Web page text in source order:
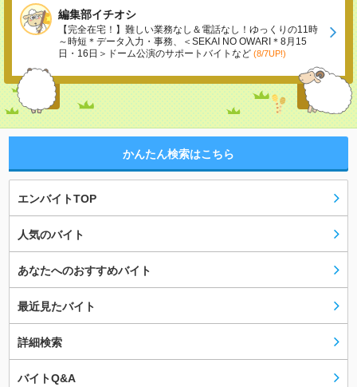
編集部イチオシ
【完全在宅！】難しい業務なし＆電話なし！ゆっくりの11時
～時短＊データ入力・事務、＜SEKAI NO OWARI＊8月15
日・16日＞ドーム公演のサポートバイトなど (8/7UP!)
かんたん検索はこちら
エンバイトTOP
人気のバイト
あなたへのおすすめバイト
最近見たバイト
詳細検索
バイトQ&A